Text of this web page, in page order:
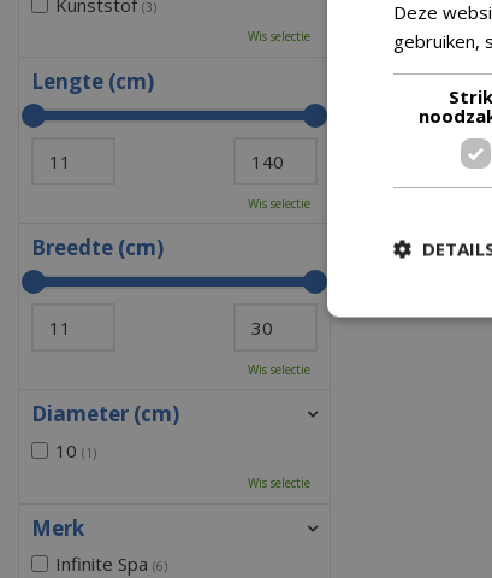
€
(3)
Wis selectie
Lengte (cm)
Wis selectie
Breedte (cm)
Wis selectie
Diameter (cm)
10 (1)
Wis selectie
Merk
Infinite Spa (6)
Deze
gebruiken,